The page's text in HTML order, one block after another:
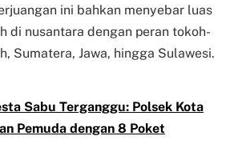
ini bahkan menyebar luas
di nusantara dengan peran tokoh-
Sumatera, Jawa, hingga Sulawesi.
Sabu Terganggu: Polsek Kota
Pemuda dengan 8 Poket